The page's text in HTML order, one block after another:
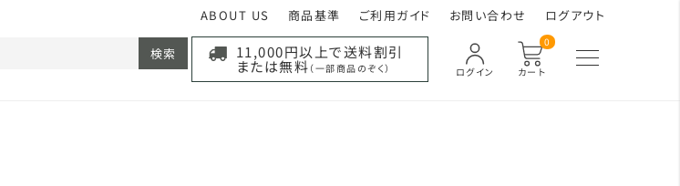
ABOUT US 商品基準 ご利用ガイド お問い合わせ ログアウト
カート
0
ログイン
11,000円以上で送料割引
または無料 （一部商品のぞく）
検索